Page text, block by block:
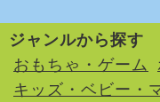
ジャンルから探す
おもちゃ・ゲーム
キッズ・ベビー・